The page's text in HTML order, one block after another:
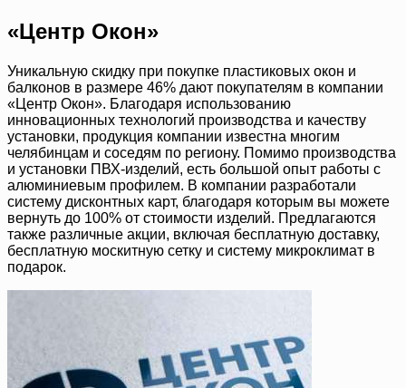
«Центр Окон»
Уникальную скидку при покупке пластиковых окон и
балконов в размере 46% дают покупателям в компании
«Центр Окон». Благодаря использованию
инновационных технологий производства и качеству
установки, продукция компании известна многим
челябинцам и соседям по региону. Помимо производства
и установки ПВХ-изделий, есть большой опыт работы с
алюминиевым профилем. В компании разработали
систему дисконтных карт, благодаря которым вы можете
вернуть до 100% от стоимости изделий. Предлагаются
также различные акции, включая бесплатную доставку,
бесплатную москитную сетку и систему микроклимат в
подарок.